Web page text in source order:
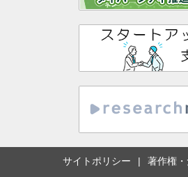
サイトポリシー 著作権